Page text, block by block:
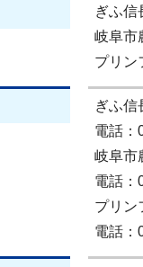
ぎふ信
岐阜市
プリン
ぎふ信
電話：
岐阜市
電話：
プリン
電話：